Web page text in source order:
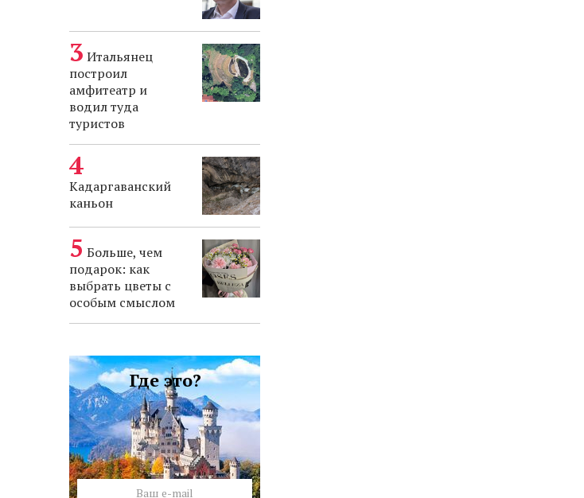
Итальянец
построил
амфитеатр и
водил туда
туристов
Кадаргаванский
каньон
Больше, чем
подарок: как
выбрать цветы с
особым смыслом
Где это?